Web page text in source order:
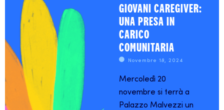
GIOVANI CAREGIVER:
UNA PRESA IN
CARICO
COMUNITARIA
Novembre 18, 2024
Mercoledì 20
novembre si terrà a
Palazzo Malvezzi un